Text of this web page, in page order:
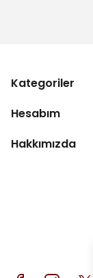
Kategoriler
Hesabım
Hakkımızda